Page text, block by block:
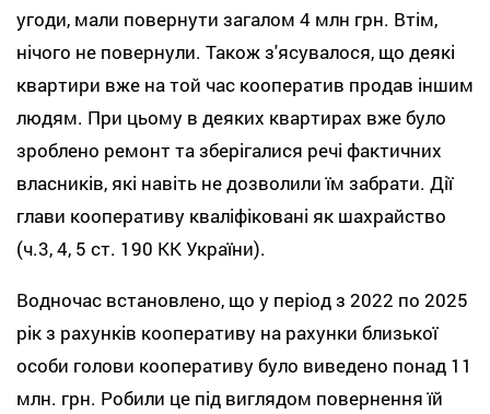
угоди, мали повернути загалом 4 млн грн. Втім,
нічого не повернули. Також з'ясувалося, що деякі
квартири вже на той час кооператив продав іншим
людям. При цьому в деяких квартирах вже було
зроблено ремонт та зберігалися речі фактичних
власників, які навіть не дозволили їм забрати. Дії
глави кооперативу кваліфіковані як шахрайство
(ч.3, 4, 5 ст. 190 КК України).
Водночас встановлено, що у період з 2022 по 2025
рік з рахунків кооперативу на рахунки близької
особи голови кооперативу було виведено понад 11
млн. грн. Робили це під виглядом повернення їй